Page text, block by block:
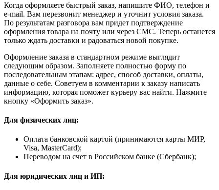
Когда оформляете быстрый заказ, напишите ФИО, телефон и
e-mail. Вам перезвонит менеджер и уточнит условия заказа.
По результатам разговора вам придет подтверждение
оформления товара на почту или через СМС. Теперь останется
только ждать доставки и радоваться новой покупке.
Оформление заказа в стандартном режиме выглядит
следующим образом. Заполняете полностью форму по
последовательным этапам: адрес, способ доставки, оплаты,
данные о себе. Советуем в комментарии к заказу написать
информацию, которая поможет курьеру вас найти. Нажмите
кнопку «Оформить заказ».
Для физических лиц:
Оплата банковской картой (принимаются карты МИР,
Visa, MasterCard);
Переводом на счет в Российском банке (Сбербанк);
Для юридических лиц и ИП: